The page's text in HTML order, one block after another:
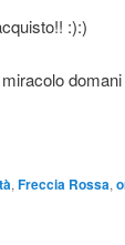
:):)
, Freccia Rossa,